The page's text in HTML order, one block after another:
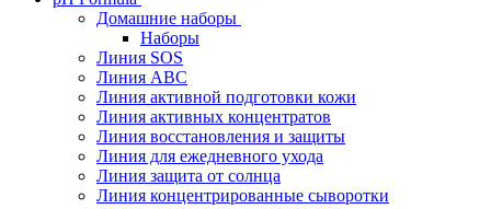
Домашние наборы
Наборы
Линия SOS
Линия АВС
Линия активной подготовки кожи
Линия активных концентратов
Линия восстановления и защиты
Линия для ежедневного ухода
Линия защита от солнца
Линия концентрированные сыворотки